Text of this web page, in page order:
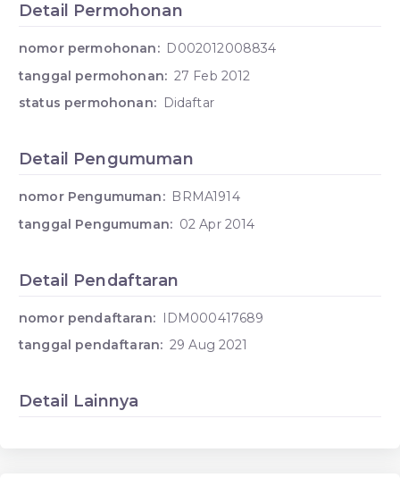
Detail Permohonan
nomor permohonan: D002012008834
tanggal permohonan: 27 Feb 2012
status permohonan: Didaftar
Detail Pengumuman
nomor Pengumuman: BRMA1914
tanggal Pengumuman: 02 Apr 2014
Detail Pendaftaran
nomor pendaftaran: IDM000417689
tanggal pendaftaran: 29 Aug 2021
Detail Lainnya